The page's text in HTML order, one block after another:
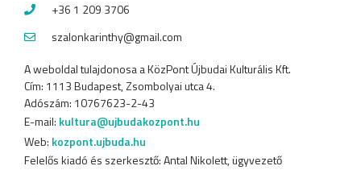
+36 1 209 3706
szalonkarinthy@gmail.com
A weboldal tulajdonosa a KözPont Újbudai Kulturális Kft.
Cím: 1113 Budapest, Zsombolyai utca 4.
Adószám: 10767623-2-43
E-mail: kultura@ujbudakozpont.hu
Web: kozpont.ujbuda.hu
Felelős kiadó és szerkesztő: Antal Nikolett, ügyvezető